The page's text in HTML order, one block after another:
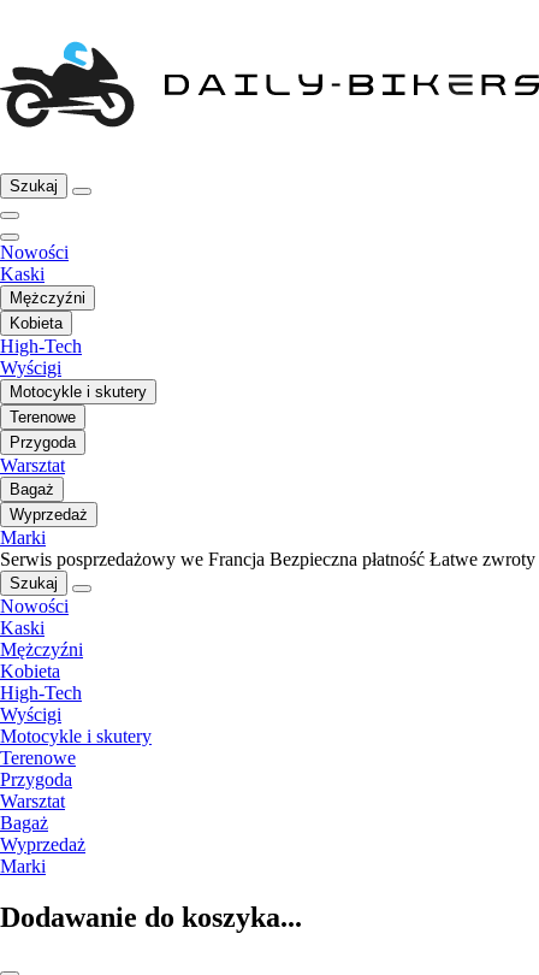
Szukaj
Nowości
Kaski
Mężczyźni
Kobieta
High-Tech
Wyścigi
Motocykle i skutery
Terenowe
Przygoda
Warsztat
Bagaż
Wyprzedaż
Marki
Serwis posprzedażowy we Francja Bezpieczna płatność Łatwe zwroty
Szukaj
Nowości
Kaski
Mężczyźni
Kobieta
High-Tech
Wyścigi
Motocykle i skutery
Terenowe
Przygoda
Warsztat
Bagaż
Wyprzedaż
Marki
Dodawanie do koszyka...